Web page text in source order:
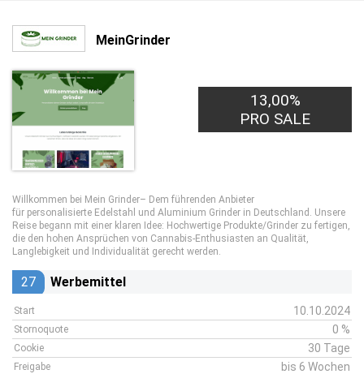
MeinGrinder
13,00%
PRO SALE
Willkommen bei Mein Grinder– Dem führenden Anbieter
für personalisierte Edelstahl und Aluminium Grinder in Deutschland. Unsere
Reise begann mit einer klaren Idee: Hochwertige Produkte/Grinder zu fertigen,
die den hohen Ansprüchen von Cannabis-Enthusiasten an Qualität,
Langlebigkeit und Individualität gerecht werden.
27 Werbemittel
Start 10.10.2024
Stornoquote 0 %
Cookie 30 Tage
Freigabe bis 6 Wochen